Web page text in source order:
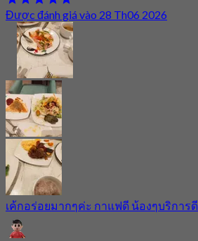
Được đánh giá vào 28 Th06 2026
เค้กอร่อยมากๆค่ะ กาแฟดี น้องๆบริการดี